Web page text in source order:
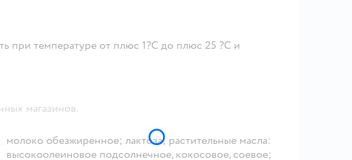
при температуре от плюс 1?С до плюс 25 ?С и
магазинов.
молоко обезжиренное; лактоза; растительные масла:
высокоолеиновое подсолнечное, кокосовое, соевое;